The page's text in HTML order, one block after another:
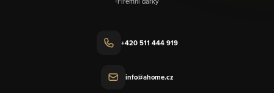
+420 511 444 919
info@ahome.cz